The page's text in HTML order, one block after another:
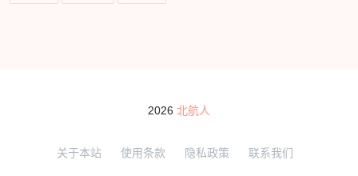
2026 北航人
关于本站 使用条款 隐私政策 联系我们